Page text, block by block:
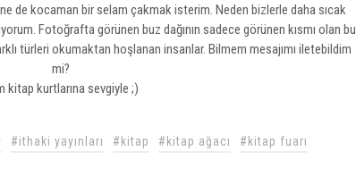
de kocaman bir selam çakmak isterim. Neden bizlerle daha sıcak
Fotoğrafta görünen buz dağının sadece görünen kısmı olan bu
türleri okumaktan hoşlanan insanlar. Bilmem mesajımı iletebildim
mi?
kitap kurtlarına sevgiyle ;)
#ithaki yayınları #kitap #kitap ağacı
#kitap fuarı